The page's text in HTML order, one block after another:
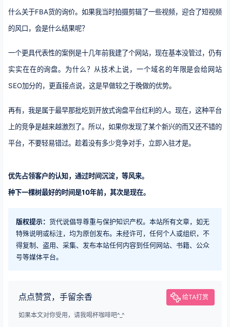
什么关于FBA货的询价。如果我当时拍摄剪辑了一些视频，迎合了短视频
的风口，会是什么结果呢？
一个更具代表性的案例是十几年前我建了个网站，现在基本没管过，仍有
实实在在的询盘。为什么？从技术上说，一个域名的年限是会给网站
SEO加分的，更直接点说，这是早做较之于晚做的优势。
再有，我是属于最早那批吃到开放式询盘平台红利的人。现在，这种平台
上的竞争是越来越激烈了。所以，如果你发现了某个新兴的而又还不错的
平台，不要轻易错过。趁着没有多少竞争对手，立即​入驻才是。
优先占领客户的认知，通过时间沉淀，等风来。
种下一棵树最好的时间是10年前，其次是现在。
版权提示： 货代说倡导尊重与保护知识产权。本站所有文章，如无
特殊说明或标注，均为原创发布。未经许可，任何个人或组织，不
得复制、盗用、采集、发布本站任何内容到任何网站、书籍、公众
号等媒体平台。
点点赞赏，手留余香 给TA打赏
如果本文对你受用，请我喝杯咖啡吧^_^